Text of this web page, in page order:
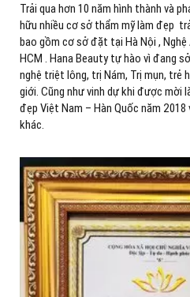
Trải qua hơn 10 năm hình thành và
hữu nhiều cơ sở thẩm mỹ làm đẹp
bao gồm cơ sở đặt tại Hà Nội , Nghệ
HCM . Hana Beauty tự hào vì đang
nghệ triệt lông, trị Nám, Trị mụn, trẻ
giới. Cũng như vinh dự khi được mời
đẹp Việt Nam – Hàn Quốc năm
khác.